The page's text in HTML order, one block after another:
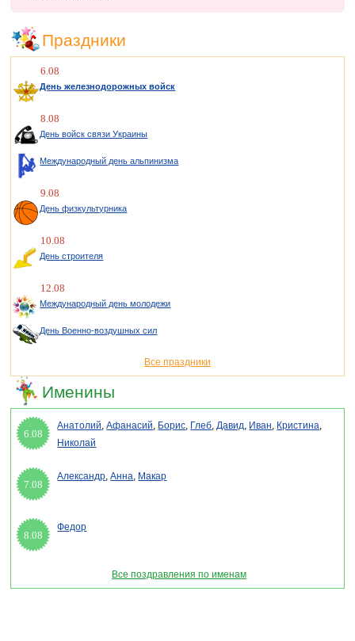
Праздники
6.08
День железнодорожных войск
8.08
День войск связи Украины
Международный день альпинизма
9.08
День физкультурника
10.08
День строителя
12.08
Международный день молодежи
День Военно-воздушных сил
Все праздники
Именины
6.08
Анатолий,Афанасий, Борис, Глеб,Давид, Иван, Кристина,
Николай
7.08
Александр,Анна, Макар
8.08
Федор
Все поздравления по именам